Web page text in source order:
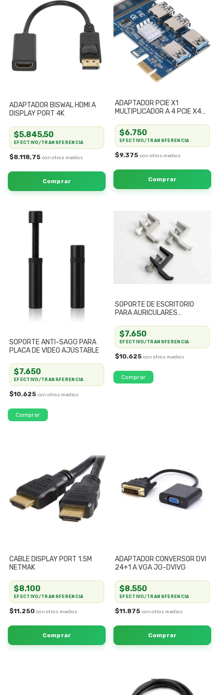
ADAPTADOR BISWAL HDMI A
DISPLAY PORT 4K
$8.118,75
$5.845,50
EFECTIVO/TRANSFERENCIA
ADAPTADOR PCIE X1
MULTIPLICADOR A 4 PCIE X4
$9.375
$6.750
EFECTIVO/TRANSFERENCIA
SOPORTE ANTI-SAGG PARA
PLACA DE VIDEO AJUSTABLE
$10.625
$7.650
EFECTIVO/TRANSFERENCIA
Comprar
SOPORTE DE ESCRITORIO
PARA AURICULARES
$10.625
$7.650
EFECTIVO/TRANSFERENCIA
Comprar
CABLE DISPLAY PORT 1.5M
NETMAK
$11.250
$8.100
EFECTIVO/TRANSFERENCIA
ADAPTADOR CONVERSOR DVI
24+1 A VGA JG-DVIVG
$11.875
$8.550
EFECTIVO/TRANSFERENCIA